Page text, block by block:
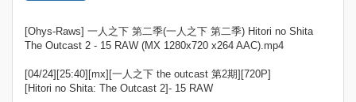
[Ohys-Raws] 一人之下 第二季(一人之下 第二季) Hitori no Shita
The Outcast 2 - 15 RAW (MX 1280x720 x264 AAC).mp4
[04/24][25:40][mx][一人之下 the outcast 第2期][720P]
[Hitori no Shita: The Outcast 2]- 15 RAW